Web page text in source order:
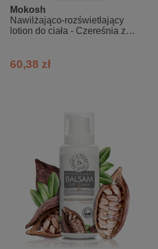
Mokosh
Nawilżająco-rozświetlający
lotion do ciała - Czereśnia z
60,38 zł